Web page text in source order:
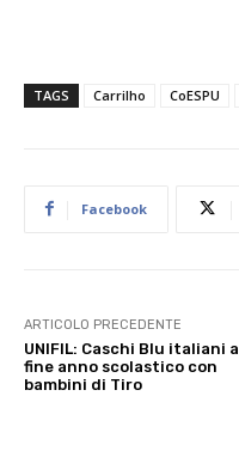
TAGS Carrilho CoESPU
Facebook
ARTICOLO PRECEDENTE
UNIFIL: Caschi Blu italiani a
fine anno scolastico con
bambini di Tiro